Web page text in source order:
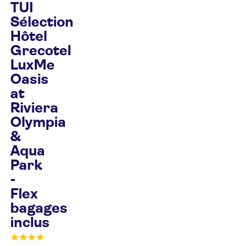
TUI
Sélection
Hôtel
Grecotel
LuxMe
Oasis
at
Riviera
Olympia
&
Aqua
Park
-
Flex
bagages
inclus